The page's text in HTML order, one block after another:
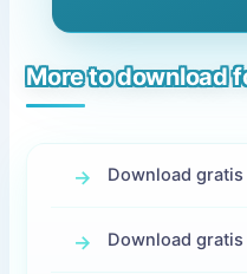
More to download
Download
Download